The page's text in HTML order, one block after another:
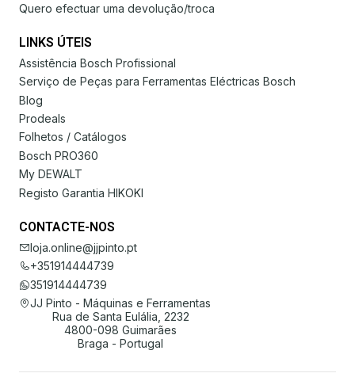
Quero efectuar uma devolução/troca
LINKS ÚTEIS
Assistência Bosch Profissional
Serviço de Peças para Ferramentas Eléctricas Bosch
Blog
Prodeals
Folhetos / Catálogos
Bosch PRO360
My DEWALT
Registo Garantia HIKOKI
CONTACTE-NOS
loja.online@jjpinto.pt
+351914444739
351914444739
JJ Pinto - Máquinas e Ferramentas
Rua de Santa Eulália, 2232
4800-098 Guimarães
Braga - Portugal